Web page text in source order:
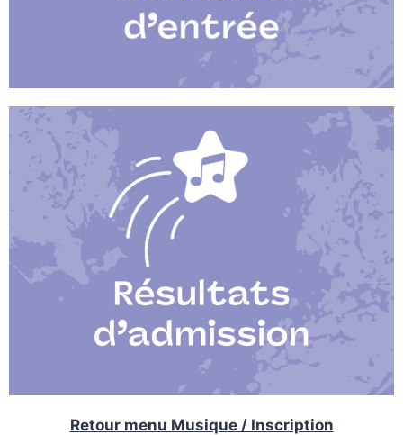
Retour menu Musique / Inscription